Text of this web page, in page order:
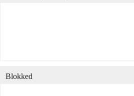
Blokked